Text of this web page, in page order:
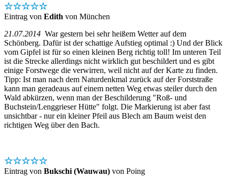
☆☆☆☆☆
Eintrag von Edith von München
21.07.2014 War gestern bei sehr heißem Wetter auf dem
Schönberg. Dafür ist der schattige Aufstieg optimal :) Und der Blick
vom Gipfel ist für so einen kleinen Berg richtig toll! Im unteren Teil
ist die Strecke allerdings nicht wirklich gut beschildert und es gibt
einige Forstwege die verwirren, weil nicht auf der Karte zu finden.
Tipp: Ist man nach dem Naturdenkmal zurück auf der Forststraße
kann man geradeaus auf einem netten Weg etwas steiler durch den
Wald abkürzen, wenn man der Beschilderung "Roß- und
Buchstein/Lenggrieser Hütte" folgt. Die Markierung ist aber fast
unsichtbar - nur ein kleiner Pfeil aus Blech am Baum weist den
richtigen Weg über den Bach.
☆☆☆☆☆
Eintrag von Bukschi (Wauwau) von Poing